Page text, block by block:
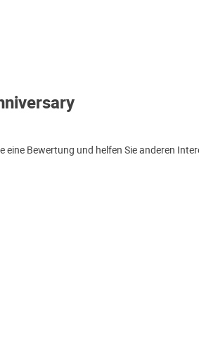
Bewertung und helfen Sie anderen